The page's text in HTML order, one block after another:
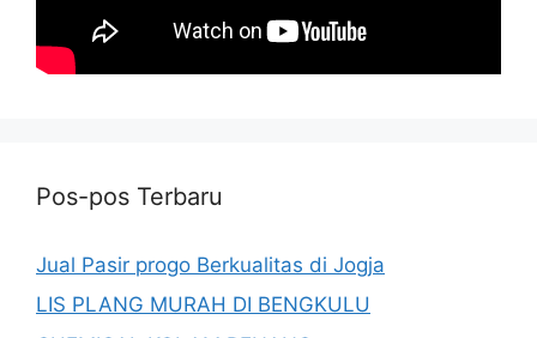
Pos-pos Terbaru
Jual Pasir progo Berkualitas di Jogja
LIS PLANG MURAH DI BENGKULU